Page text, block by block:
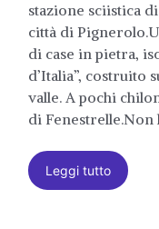
stazione sciistica
città di
di case in pietra,
d’Italia”, costruito
valle. A pochi
di Fenestrelle.Non
Leggi tutto